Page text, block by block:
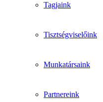
Tagjaink
Tisztségviselőink
Munkatársaink
Partnereink